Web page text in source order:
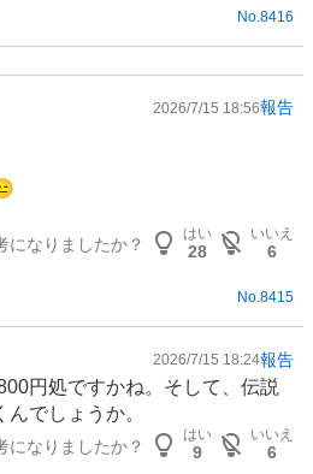
No. 8416
2026/7/15 18:56報告
になりましたか？
はい
28
いいえ
6
No.8415
2026/7/15 18:24報告
円処ですかね。そして、伝説
でしょうか。
になりましたか？
はい
9
いいえ
6